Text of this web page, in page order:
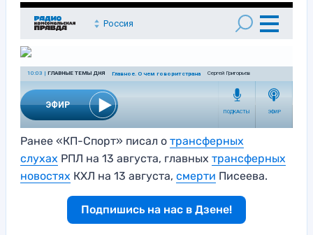
Ранее «КП-Спорт» писал о трансферных
слухах РПЛ на 13 августа, главных трансферных
новостях КХЛ на 13 августа, смерти Писеева.
Подпишись на нас в Дзене!